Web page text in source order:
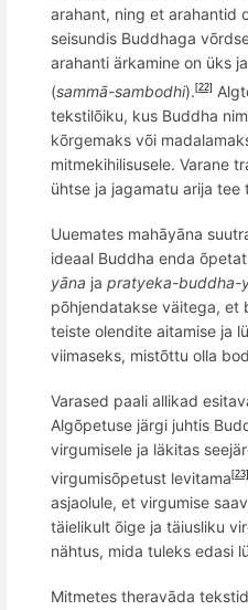
arahant, ning et arahantid
seisundis Buddhaga
arahanti ärkamine on üks
(sammā-sambodhi). [22]
tekstilõiku, kus Buddha
kõrgemaks või
mitmekihilisusele. Varane
ühtse ja jagamatu arija tee
Uuemates mahāyāna
ideaal Buddha enda
yāna ja pratyeka-buddha-
põhjendatakse väitega, et
teiste olendite aitamise ja
viimaseks, mistõttu olla
Varased paali allikad
Algõpetuse järgi juhtis
virgumisele ja läkitas
virgumisõpetust levitama [23]
asjaolule, et virgumise
täielikult õige ja täiusliku
nähtus, mida tuleks edasi
Mitmetes theravāda